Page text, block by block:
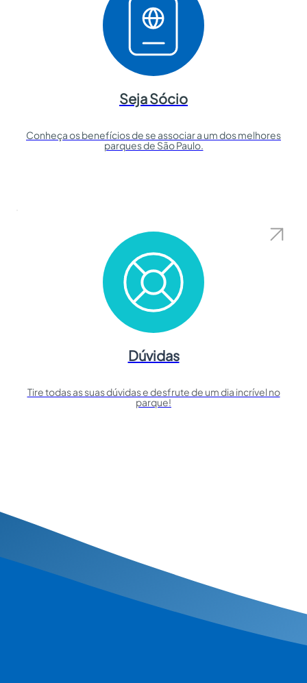
Seja Sócio
Conheça os benefícios de se associar a um dos melhores
parques de São Paulo.
Dúvidas
Tire todas as suas dúvidas e desfrute de um dia incrível no
parque!